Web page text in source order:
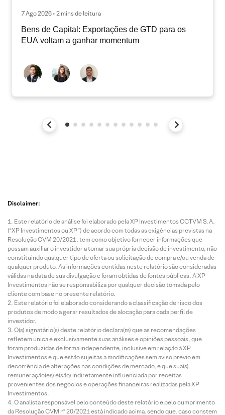
7 Ago 2026 • 2 mins de leitura
Bens de Capital: Exportações de GTD para os
EUA voltam a ganhar momentum
Disclaimer:
Este relatório de análise foi elaborado pela XP Investimentos CCTVM S.A.
(“XP Investimentos ou XP”) de acordo com todas as exigências previstas na
Resolução CVM 20/2021, tem como objetivo fornecer informações que
possam auxiliar o investidor a tomar sua própria decisão de investimento, não
constituindo qualquer tipo de oferta ou solicitação de compra e/ou venda de
qualquer produto. As informações contidas neste relatório são consideradas
válidas na data de sua divulgação e foram obtidas de fontes públicas. A XP
Investimentos não se responsabiliza por qualquer decisão tomada pelo
cliente com base no presente relatório.
Este relatório foi elaborado considerando a classificação de risco dos
produtos de modo a gerar resultados de alocação para cada perfil de
investidor.
O(s) signatário(s) deste relatório declara(m) que as recomendações
refletem única e exclusivamente suas análises e opiniões pessoais, que
foram produzidas de forma independente, inclusive em relação à XP
Investimentos e que estão sujeitas a modificações sem aviso prévio em
decorrência de alterações nas condições de mercado, e que sua(s)
remuneração(es) é(são) indiretamente influenciada por receitas
provenientes dos negócios e operações financeiras realizadas pela XP
Investimentos.
O analista responsável pelo conteúdo deste relatório e pelo cumprimento
da Resolução CVM nº 20/2021 está indicado acima, sendo que, caso constem